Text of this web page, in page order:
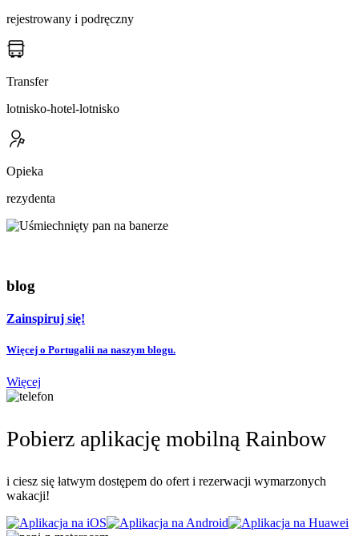
rejestrowany i podręczny
Transfer
lotnisko-hotel-lotnisko
Opieka
rezydenta
blog
Zainspiruj się!
Więcej o Portugalii na naszym blogu.
Więcej
Pobierz aplikację mobilną Rainbow
i ciesz się łatwym dostępem do ofert i rezerwacji wymarzonych
wakacji!